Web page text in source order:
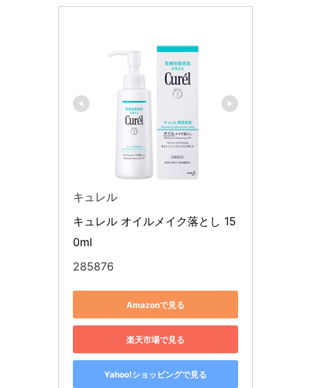
キュレル
キュレル オイルメイク落とし 15
0ml
285876
Amazonで見る
楽天市場で見る
Yahoo!ショッピングで見る